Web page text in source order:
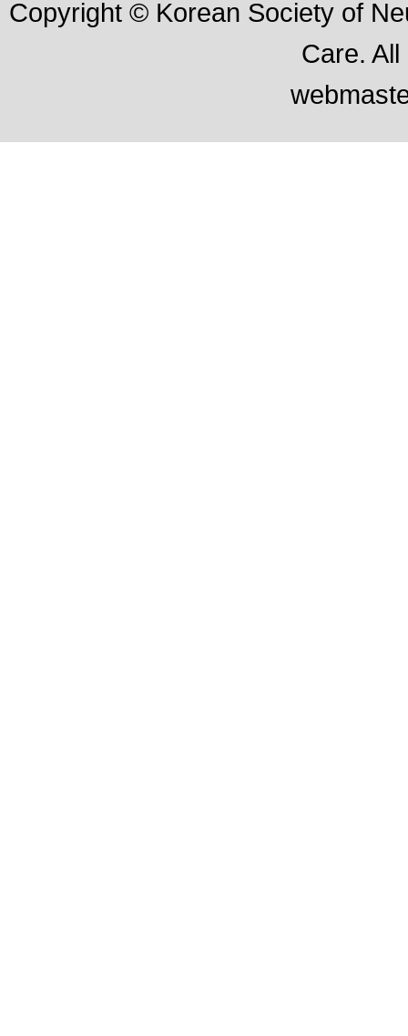
Copyright © Korean Society of
Care.